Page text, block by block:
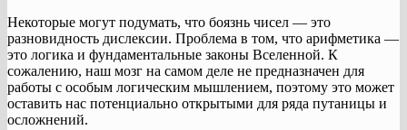
Некоторые могут подумать, что боязнь чисел — это
разновидность дислексии. Проблема в том, что арифметика —
это логика и фундаментальные законы Вселенной. К
сожалению, наш мозг на самом деле не предназначен для
работы с особым логическим мышлением, поэтому это может
оставить нас потенциально открытыми для ряда путаницы и
осложнений.